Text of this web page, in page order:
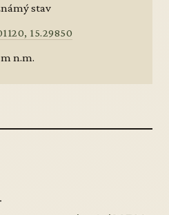
stav
15.29850
m n.m.